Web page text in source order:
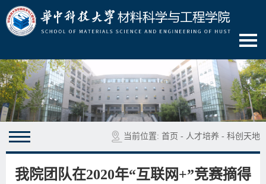
当前位置: 首页 - 人才培养 - 科创天地
我院团队在2020年“互联网+”竞赛摘得